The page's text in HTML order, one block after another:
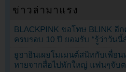
ข่าวล่ามาแรง
BLACKPINK ขอโทษ BLINK อี
ครบรอบ 10 ปี ยอมรับ “รู้ว่าวันนี้
ยูอาอินเผยโมเมนต์สนิทกับเพื่อ
หายจากสื่อไปพักใหญ่ แฟนๆจับ